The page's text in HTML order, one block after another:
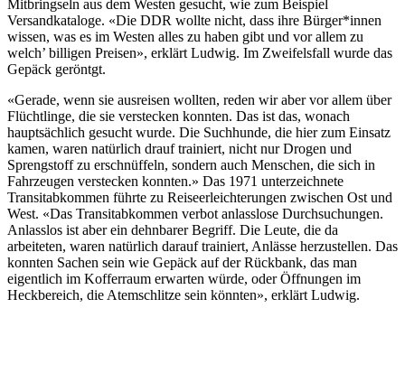
Mitbringseln aus dem Westen gesucht, wie zum Beispiel
Versandkataloge. «Die DDR wollte nicht, dass ihre Bürger*innen
wissen, was es im Westen alles zu haben gibt und vor allem zu
welch’ billigen Preisen», erklärt Ludwig. Im Zweifelsfall wurde das
Gepäck geröntgt.
«Gerade, wenn sie ausreisen wollten, reden wir aber vor allem über
Flüchtlinge, die sie verstecken konnten. Das ist das, wonach
hauptsächlich gesucht wurde. Die Suchhunde, die hier zum Einsatz
kamen, waren natürlich drauf trainiert, nicht nur Drogen und
Sprengstoff zu erschnüffeln, sondern auch Menschen, die sich in
Fahrzeugen verstecken konnten.» Das 1971 unterzeichnete
Transitabkommen führte zu Reiseerleichterungen zwischen Ost und
West. «Das Transitabkommen verbot anlasslose Durchsuchungen.
Anlasslos ist aber ein dehnbarer Begriff. Die Leute, die da
arbeiteten, waren natürlich darauf trainiert, Anlässe herzustellen. Das
konnten Sachen sein wie Gepäck auf der Rückbank, das man
eigentlich im Kofferraum erwarten würde, oder Öffnungen im
Heckbereich, die Atemschlitze sein könnten», erklärt Ludwig.